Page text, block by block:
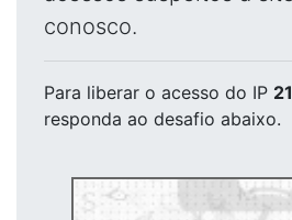
conosco.
Para liberar o acesso do IP
responda ao desafio abaixo.